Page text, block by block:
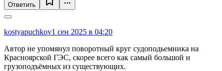
Ответить
kostyapuchkov1 сен 2025 в 04:20
Автор не упомянул поворотный круг судоподьемника на
Красноярской ГЭС, скорее всего как самый большой и
грузоподъёмных из существующих.